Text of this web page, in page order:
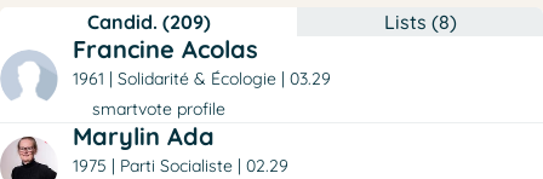
Candid. (209) Lists (8)
Francine Acolas
1961 Solidarité & Écologie
03.29
smartvote profile
Marylin Ada
1975 Parti Socialiste
02.29